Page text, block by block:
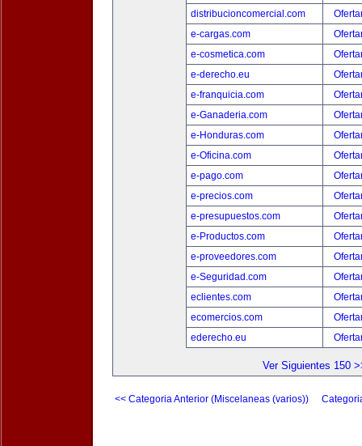
distribucioncomercial.com
e-cargas.com
e-cosmetica.com
e-derecho.eu
e-franquicia.com
e-Ganaderia.com
e-Honduras.com
e-Oficina.com
e-pago.com
e-precios.com
e-presupuestos.com
e-Productos.com
e-proveedores.com
e-Seguridad.com
eclientes.com
ecomercios.com
ederecho.eu
Ver Siguientes 150
<< Categoria Anterior (Miscelaneas (varios))